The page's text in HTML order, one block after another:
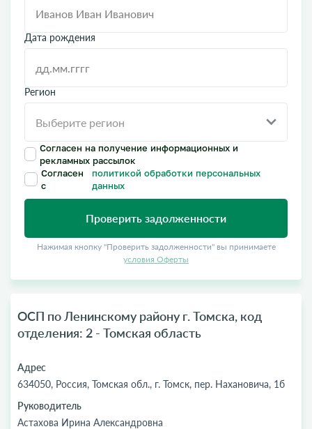
Дата рождения
Регион
Согласен на получение информационных и
рекламных рассылок
Согласен
с
политикой обработки персональных
данных
Проверить задолженности
Нажимая кнопку "Проверить задолженности" вы принимаете
условия Оферты
ОСП по Ленинскому району г. Томска, код
отделения: 2 - Томская область
Адрес
634050, Россия, Томская обл., г. Томск, пер. Нахановича, 1б
Руководитель
Астахова Ирина Александровна